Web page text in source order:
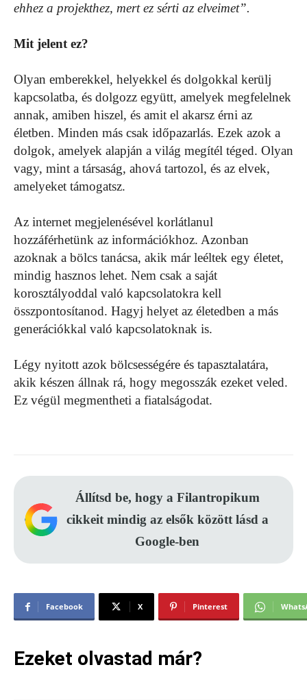
ehhez a projekthez, mert ez sérti az elveimet”.
Mit jelent ez?
Olyan emberekkel, helyekkel és dolgokkal kerülj
kapcsolatba, és dolgozz együtt, amelyek megfelelnek
annak, amiben hiszel, és amit el akarsz érni az
életben. Minden más csak időpazarlás. Ezek azok a
dolgok, amelyek alapján a világ megítél téged. Olyan
vagy, mint a társaság, ahová tartozol, és az elvek,
amelyeket támogatsz.
Az internet megjelenésével korlátlanul
hozzáférhetünk az információkhoz. Azonban
azoknak a bölcs tanácsa, akik már leéltek egy életet,
mindig hasznos lehet. Nem csak a saját
korosztályoddal való kapcsolatokra kell
összpontosítanod. Hagyj helyet az életedben a más
generációkkal való kapcsolatoknak is.
Légy nyitott azok bölcsességére és tapasztalatára,
akik készen állnak rá, hogy megosszák ezeket veled.
Ez végül megmentheti a fiatalságodat.
Állítsd be, hogy a Filantropikum
cikkeit mindig az elsők között lásd a
Google-ben
Facebook X Pinterest
Ezeket olvastad már?